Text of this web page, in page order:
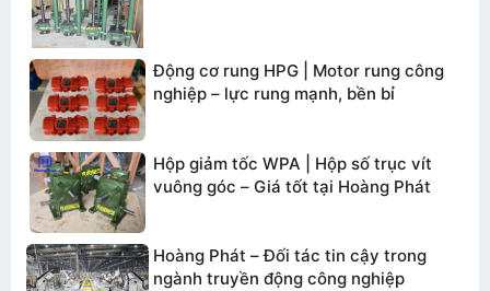
Động cơ rung HPG | Motor rung công
nghiệp – lực rung mạnh, bền bỉ
Hộp giảm tốc WPA | Hộp số trục vít
vuông góc – Giá tốt tại Hoàng Phát
Hoàng Phát – Đối tác tin cậy trong
ngành truyền động công nghiệp